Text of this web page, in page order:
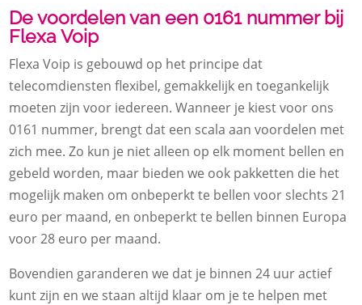
De voordelen van een 0161 nummer bij
Flexa Voip
Flexa Voip is gebouwd op het principe dat
telecomdiensten flexibel, gemakkelijk en toegankelijk
moeten zijn voor iedereen. Wanneer je kiest voor ons
0161 nummer, brengt dat een scala aan voordelen met
zich mee. Zo kun je niet alleen op elk moment bellen en
gebeld worden, maar bieden we ook pakketten die het
mogelijk maken om onbeperkt te bellen voor slechts 21
euro per maand, en onbeperkt te bellen binnen Europa
voor 28 euro per maand.
Bovendien garanderen we dat je binnen 24 uur actief
kunt zijn en we staan altijd klaar om je te helpen met